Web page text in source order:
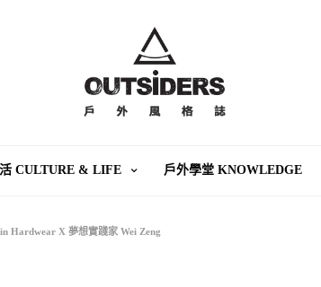
CULTURE & LIFE 戶外學堂 KNOWLEDGE
Hardwear X 夢想實踐家 Wei Zeng